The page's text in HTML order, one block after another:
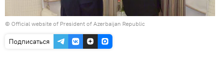
© Official website of President of Azerbaijan Republic
Подписаться